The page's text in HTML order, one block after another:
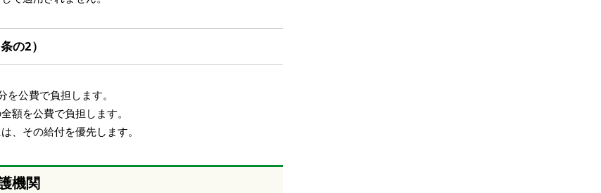
の2）
公費で負担します。
額を公費で負担します。
、その給付を優先します。
機関